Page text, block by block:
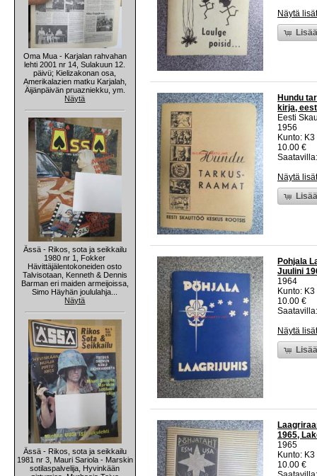
Oma Mua - Karjalan rahvahan
lehti 2001 nr 14, Sulakuun 12.
päivü; Kielizakonan osa,
Amerikalazien matku Karjalah,
Äijänpäivän pruazniekku, ym.
Näytä
Ässä - Rikos, sota ja seikkailu
1980 nr 1, Fokker
Hävittäjälentokoneiden osto
Talvisotaan, Kenneth & Dennis
Barman eri maiden armeijoissa,
Simo Häyhän joululahja...
Näytä
Ässä - Rikos, sota ja seikkailu
1981 nr 3, Mauri Sariola - Marskin
sotilaspalvelija, Hyvinkään
Näytä
Hundu
kirja,
Eesti
1956
Kunto:
10.00 €
Näytä
Pohjala
Juulini
1964
Kunto:
10.00 €
Näytä
1965,
1965
Kunto:
10.00 €